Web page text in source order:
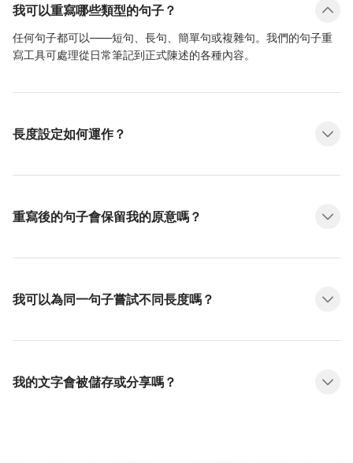
我可以重寫哪些類型的句子？
任何句子都可以——短句、長句、簡單句或複雜句。我們的句子重
寫工具可處理從日常筆記到正式陳述的各種內容。
長度設定如何運作？
重寫後的句子會保留我的原意嗎？
我可以為同一句子嘗試不同長度嗎？
我的文字會被儲存或分享嗎？